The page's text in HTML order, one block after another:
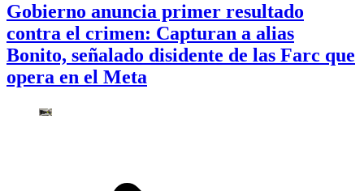
Gobierno anuncia primer resultado
contra el crimen: Capturan a alias
Bonito, señalado disidente de las Farc que
opera en el Meta